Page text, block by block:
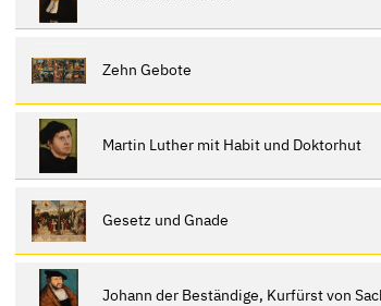
Zehn Gebote
Martin Luther mit Habit und Doktorhut
Gesetz und Gnade
Johann der Beständige, Kurfürst von